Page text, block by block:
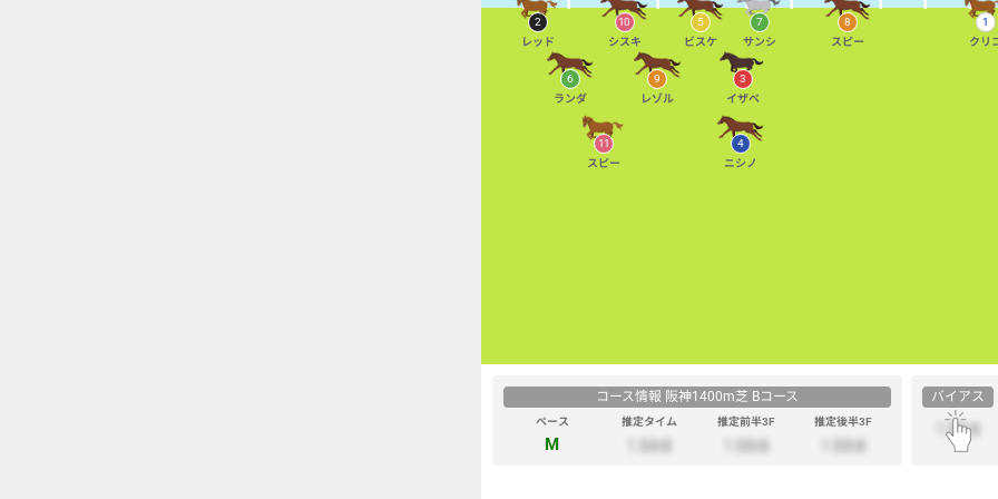
2
レッド
6
ランダ
10
シスキ
11
スピー
5
ビスケ
9
レゾル
3
イザベ
4
ニシノ
7
サンシ
8
スピー
1
クリ
コース情報 阪神1400m芝 Bコース
ペース
M
推定タイム 推定前半3F 推定後半3F
バイアス